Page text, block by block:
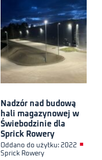
Nadzór nad budową
hali magazynowej w
Świebodzinie dla
Sprick Rowery
Oddano do użytku: 2022 ■
Sprick Rowery